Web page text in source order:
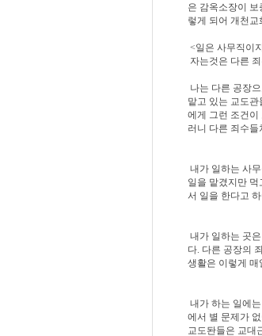
은 감옥소장이
렇게 되어 개천
<일은 사무직이
자는것은 다른
나는 다른 공장
맡고 있는 교도
에게 그런 조건이
러니 다른 죄수
내가 일하는 사
일을 맡겼지만
서 일을 한다고
내가 일하는 곳
다. 다른 공장의
생활은 이렇게 매
내가 하는 일에
에서 별 문제가
교도돤들은 교대